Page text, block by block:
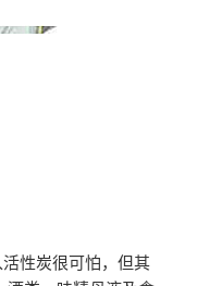
性炭很可怕，但其